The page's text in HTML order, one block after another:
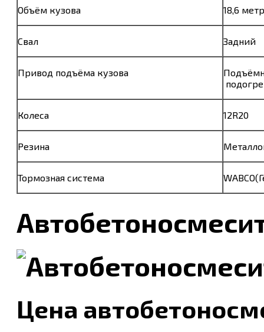
Объём кузова 18,6
Свал Задний
Привод подъёма кузова
Колеса 12R20
Резина
Тормозная система
Цена